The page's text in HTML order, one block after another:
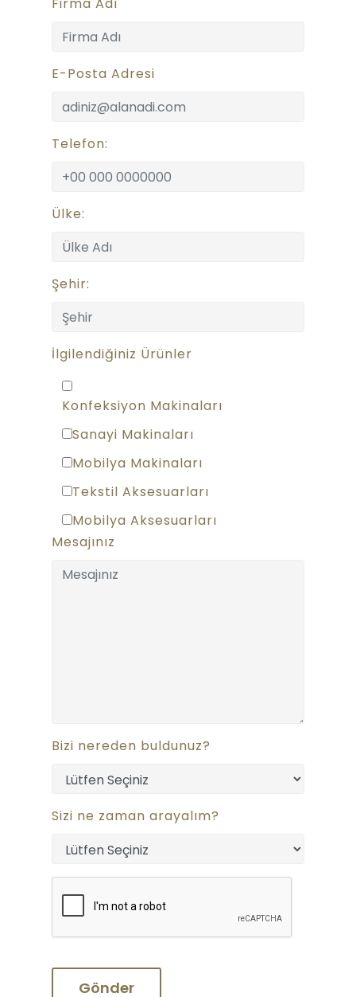
E-Posta Adresi
Telefon:
Ülke:
Şehir:
İlgilendiğiniz Ürünler
Konfeksiyon Makinaları
Sanayi Makinaları
Mobilya Makinaları
Tekstil Aksesuarları
Mobilya Aksesuarları
Mesajınız
Bizi nereden buldunuz?
Sizi ne zaman arayalım?